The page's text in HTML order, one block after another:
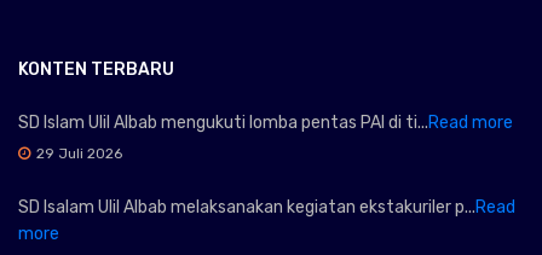
KONTEN TERBARU
SD Islam Ulil Albab mengukuti lomba pentas PAI di ti...Read more
29 Juli 2026
SD Isalam Ulil Albab melaksanakan kegiatan ekstakuriler p...Read
more